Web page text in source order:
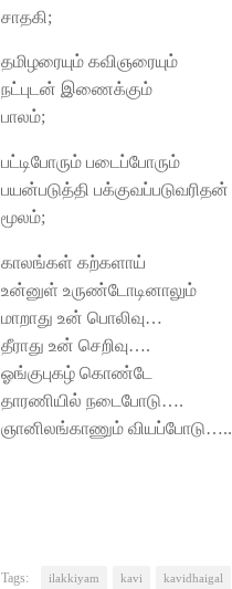
சாதகி;
தமிழரையும் கவிஞரையும்
நட்புடன் இணைக்கும்
பாலம்;
பட்டிபோரும் படைப்போரும்
பயன்படுத்தி பக்குவப்படுவரிதன்
மூலம்;
காலங்கள் கற்களாய்
உன்னுள் உருண்டோடினாலும்
மாறாது உன் பொலிவு…
தீராது உன் செறிவு….
ஓங்குபுகழ் கொண்டே
தாரணியில் நடைபோடு….
ஞானிலங்காணும் வியப்போடு…..
Tags: ilakkiyam kavi kavidhaigal